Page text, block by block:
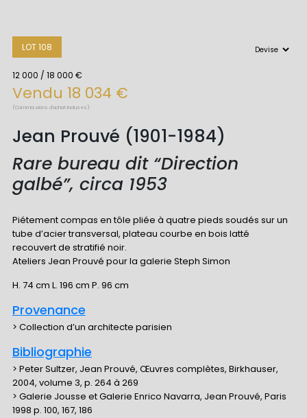
LOT 108
12 000 / 18 000 €
Vendu 18 034 €
(Commissions d'achat incluses)
Jean Prouvé (1901-1984)
Rare bureau dit “Direction
galbé”, circa 1953
Piétement compas en tôle pliée à quatre pieds soudés sur un
tube d’acier transversal, plateau courbe en bois latté
recouvert de stratifié noir.
Ateliers Jean Prouvé pour la galerie Steph Simon
H. 74 cm L. 196 cm P. 96 cm
Provenance
> Collection d’un architecte parisien
Bibliographie
> Peter Sultzer, Jean Prouvé, Œuvres complètes, Birkhauser,
2004, volume 3, p. 264 à 269
> Galerie Jousse et Galerie Enrico Navarra, Jean Prouvé, Paris
1998 p. 100, 167, 186